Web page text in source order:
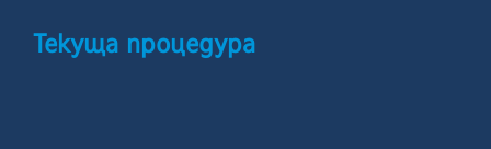
Текуща процедура